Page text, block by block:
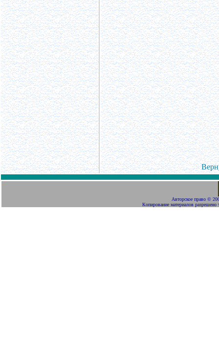
Авторское право ©
Копирование материалов